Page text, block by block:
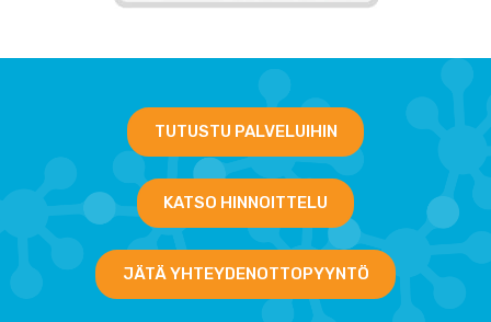
TUTUSTU PALVELUIHIN
KATSO HINNOITTELU
JÄTÄ YHTEYDENOTTOPYYNTÖ